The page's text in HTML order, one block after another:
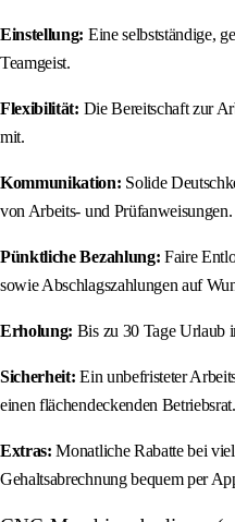
Einstellung: Eine selbstständige,
Teamgeist.
Flexibilität: Die Bereitschaft zur
mit.
Kommunikation: Solide
von Arbeits- und Prüfanweisungen.
Pünktliche Bezahlung: Faire
sowie Abschlagszahlungen auf
Erholung: Bis zu 30 Tage Urlaub
Sicherheit: Ein unbefristeter
einen flächendeckenden Betriebsrat.
Extras: Monatliche Rabatte bei
Gehaltsabrechnung bequem per